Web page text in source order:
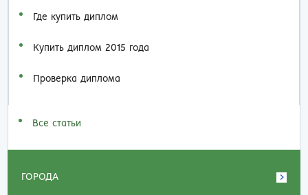
Где купить диплом
Купить диплом 2015 года
Проверка диплома
Все статьи
ГОРОДА